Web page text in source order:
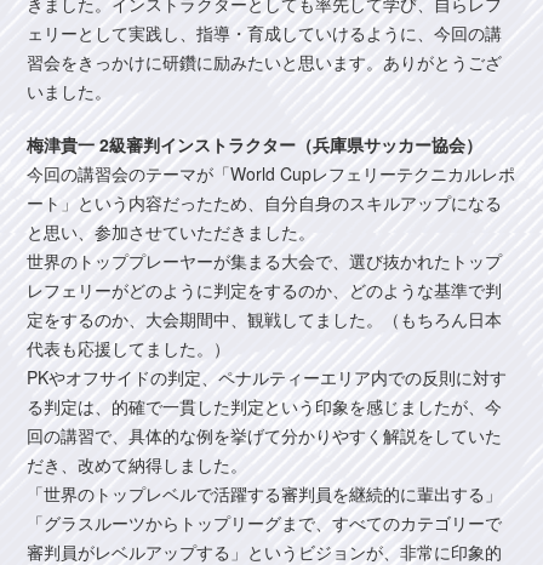
ェリーとして実践し、指導・育成していけるように、今回の講
習会をきっかけに研鑽に励みたいと思います。ありがとうござ
いました。
梅津貴一 2級審判インストラクター（兵庫県サッカー協会）
今回の講習会のテーマが「World Cupレフェリーテクニカルレポ
ート」という内容だったため、自分自身のスキルアップになる
と思い、参加させていただきました。
世界のトッププレーヤーが集まる大会で、選び抜かれたトップ
レフェリーがどのように判定をするのか、どのような基準で判
定をするのか、大会期間中、観戦してました。（もちろん日本
代表も応援してました。）
PKやオフサイドの判定、ペナルティーエリア内での反則に対す
る判定は、的確で一貫した判定という印象を感じましたが、今
回の講習で、具体的な例を挙げて分かりやすく解説をしていた
だき、改めて納得しました。
「世界のトップレベルで活躍する審判員を継続的に輩出する」
「グラスルーツからトップリーグまで、すべてのカテゴリーで
審判員がレベルアップする」というビジョンが、非常に印象的